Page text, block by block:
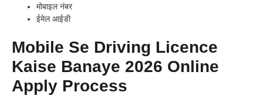
मोबाइल नंबर
ईमेल आईडी
Mobile Se Driving Licence
Kaise Banaye 2026 Online
Apply Process